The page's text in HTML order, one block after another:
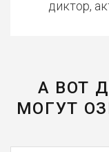
диктор,
А ВОТ
МОГУТ